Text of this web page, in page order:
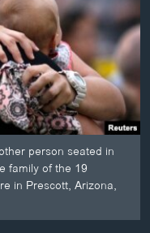
person seated in
family of the 19
in Prescott, Arizona,